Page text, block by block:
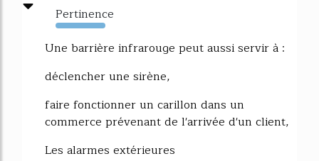
Pertinence
7965%
Une barrière infrarouge peut aussi servir à :
déclencher une sirène,
faire fonctionner un carillon dans un
commerce prévenant de l'arrivée d'un client,
Les alarmes extérieures